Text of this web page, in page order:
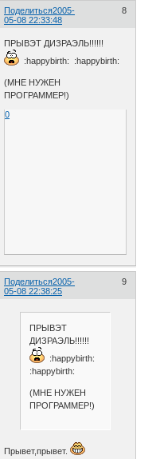
Поделиться 8
2005-
05-08 22:33:48
ПРЫВЭТ ДИЗРАЭЛЬ!!!!!!
:happybirth: :happybirth:
(МНЕ НУЖЕН
ПРОГРАММЕР!)
0
Поделиться 9
2005-
05-08 22:38:25
ПРЫВЭТ
ДИЗРАЭЛЬ!!!!!!
:happybirth:
:happybirth:
(МНЕ НУЖЕН
ПРОГРАММЕР!)
Прывет,прывет.